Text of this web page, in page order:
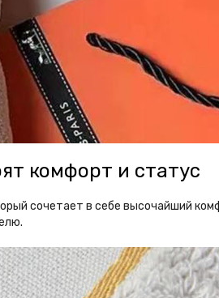
комфорт и статус
сочетает в себе высочайший